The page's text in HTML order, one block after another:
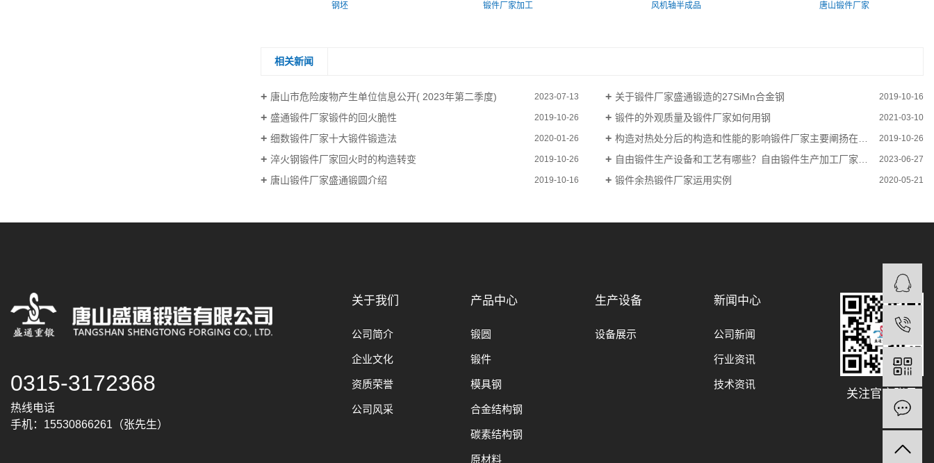
钢坯 锻件厂家加工 风机轴半成品 唐山锻件厂家
相关新闻
唐山市危险废物产生单位信息公开( 2023年第二季度) 2023-07-13 关于锻件厂家盛通锻造的27SiMn合金钢 2019-10-16
盛通锻件厂家锻件的回火脆性 2019-10-26 锻件的外观质量及锻件厂家如何用钢 2021-03-10
细数锻件厂家十大锻件锻造法 2020-01-26 构造对热处分后的构造和性能的影响锻件厂家主要阐扬在如下几方面 2019-10-26
淬火钢锻件厂家回火时的构造转变 2019-10-26 自由锻件生产设备和工艺有哪些？自由锻件生产加工厂家带您了解 2023-06-27
唐山锻件厂家盛通锻圆介绍 2019-10-16 锻件余热锻件厂家运用实例 2020-05-21
0315-3172368
热线电话
手机：15530866261（张先生）
关于我们
公司简介
企业文化
资质荣誉
公司风采
产品中心
锻圆
锻件
模具钢
合金结构钢
碳素结构钢
原材料
生产设备
设备展示
新闻中心
公司新闻
行业资讯
技术资讯
关注官方账号